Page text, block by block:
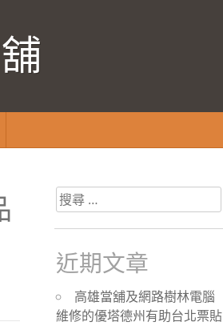
搜
尋
關
於：
近期文章
高雄當舖及網路樹林電腦
維修的優塔德州有助台北票貼